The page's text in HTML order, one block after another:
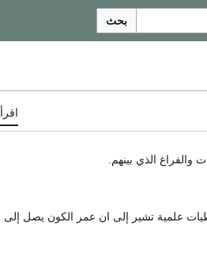
بحث
اقرأ
الذي بينهم.
علمية تشير إلى ان عمر الكون يصل إلى .